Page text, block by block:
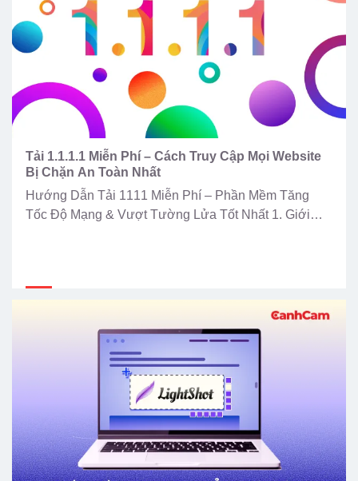
Tải 1.1.1.1 Miễn Phí – Cách Truy Cập Mọi Website
Bị Chặn An Toàn Nhất
Hướng Dẫn Tải 1111 Miễn Phí – Phần Mềm Tăng
Tốc Độ Mạng & Vượt Tường Lửa Tốt Nhất 1. Giới
nỗi ám […]